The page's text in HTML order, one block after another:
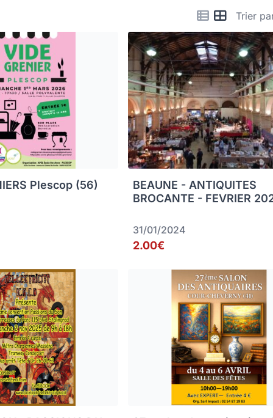
Trier
Plescop (56)
BEAUNE - ANTIQUITES
BROCANTE - FEVRIER
31/01/2024
2.00€